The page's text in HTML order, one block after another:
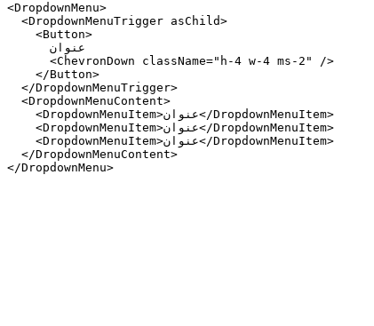
<DropdownMenu>
  <DropdownMenuTrigger asChild>
    <Button>
      <ChevronDown className="h-4 w-4 ms-2" />
    </Button>
  </DropdownMenuTrigger>
  <DropdownMenuContent>
    <DropdownMenuItem>عنوان</DropdownMenuItem>
    <DropdownMenuItem>عنوان</DropdownMenuItem>
    <DropdownMenuItem>عنوان</DropdownMenuItem>
  </DropdownMenuContent>
</DropdownMenu>